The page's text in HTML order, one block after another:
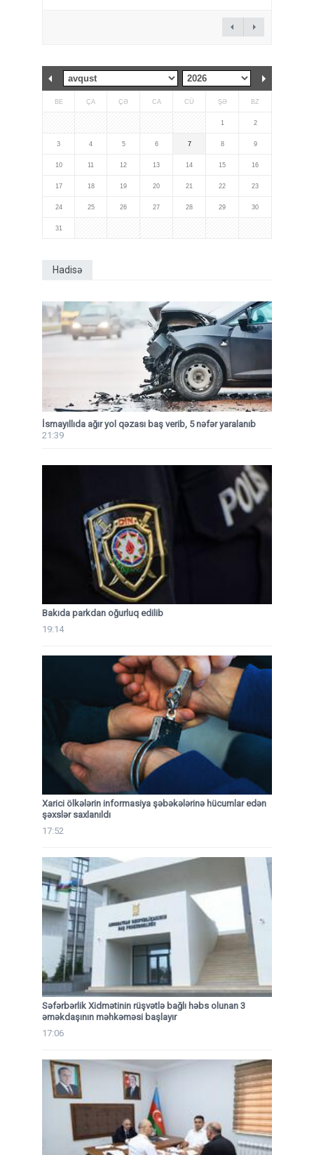
BE ÇA ÇƏ CA CÜ ŞƏ BZ
1 2
3 4 5 6 7 8 9
10 11 12 13 14 15 16
17 18 19 20 21 22 23
24 25 26 27 28 29 30
31
Hadisə
İsmayıllıda ağır yol qəzası baş verib, 5 nəfər yaralanıb
21:39
Bakıda parkdan oğurluq edilib
19:14
Xarici ölkələrin informasiya şəbəkələrinə hücumlar edən
şəxslər saxlanıldı
17:52
Səfərbərlik Xidmətinin rüşvətlə bağlı həbs olunan 3
əməkdaşının məhkəməsi başlayır
17:06